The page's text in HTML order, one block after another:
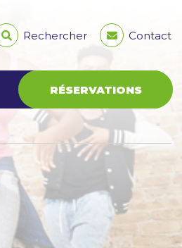
Rechercher Contact
RÉSERVATIONS